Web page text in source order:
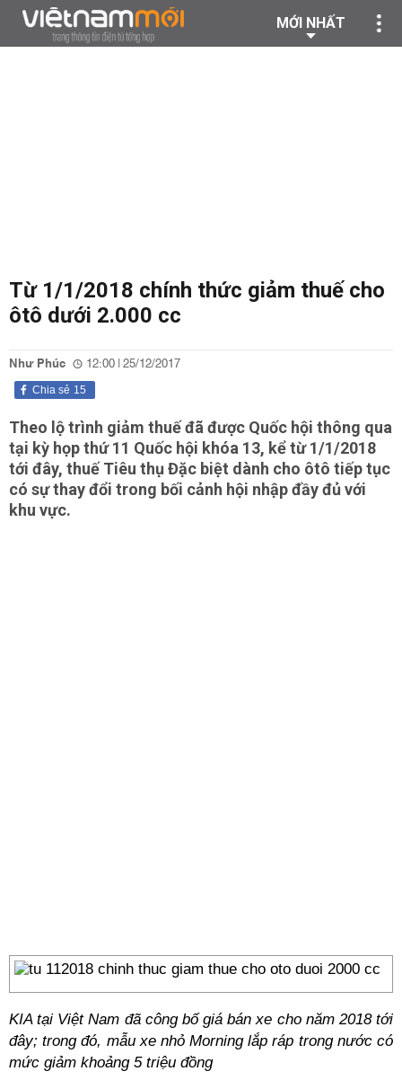
MỚI NHẤT
Từ 1/1/2018 chính thức giảm thuế cho
ôtô dưới 2.000 cc
Như Phúc 12:00 | 25/12/2017
15
Chia sẻ
Theo lộ trình giảm thuế đã được Quốc hội thông qua
tại kỳ họp thứ 11 Quốc hội khóa 13, kể từ 1/1/2018
tới đây, thuế Tiêu thụ Đặc biệt dành cho ôtô tiếp tục
có sự thay đổi trong bối cảnh hội nhập đầy đủ với
khu vực.
KIA tại Việt Nam đã công bố giá bán xe cho năm 2018 tới
đây; trong đó, mẫu xe nhỏ Morning lắp ráp trong nước có
mức giảm khoảng 5 triệu đồng